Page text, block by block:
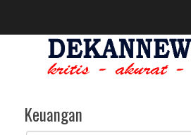
Keuangan